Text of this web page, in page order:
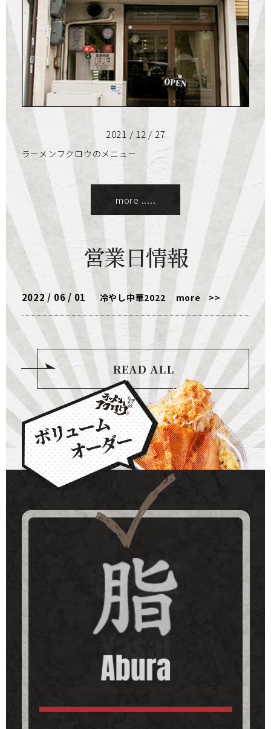
2021 / 12 / 27
ラーメンフクロウのメニュー
more .....
営業日情報
2022 / 06 / 01 冷やし中華2022 more >>
READ ALL
濃厚スープに強烈なパンチをもたらすニンニ